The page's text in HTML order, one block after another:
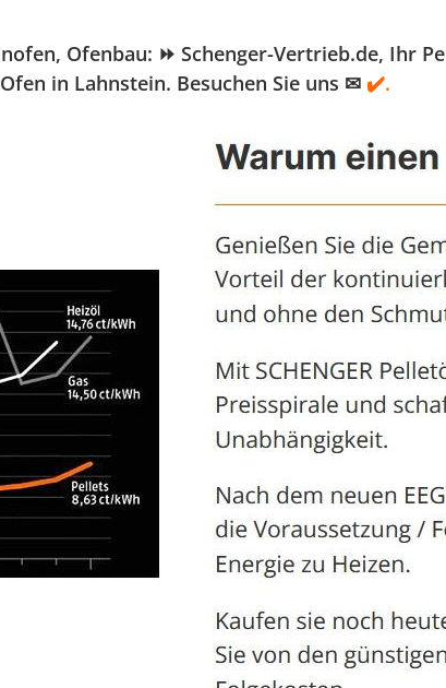
Ofenbau: ⏩ Schenger-Vertrieb.de,
in Lahnstein. Besuchen Sie uns ✉ ✔️.